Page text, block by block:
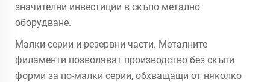
значителни инвестиции в скъпо метално
оборудване.
Малки серии и резервни части. Металните
филаменти позволяват производство без скъпи
форми за по-малки серии, обхващащи от няколко